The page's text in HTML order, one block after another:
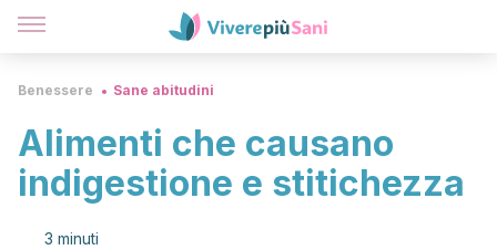
Benessere Sane abitudini
Alimenti che causano
indigestione e stitichezza
3 minuti